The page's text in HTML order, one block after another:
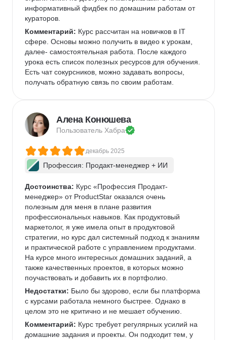
информативный фидбек по домашним работам от
кураторов.
Комментарий: Курс рассчитан на новичков в IT
сфере. Основы можно получить в видео к урокам,
далее- самостоятельная работа. После каждого
урока есть список полезных ресурсов для обучения.
Есть чат сокурсников, можно задавать вопросы,
получать обратную связь по своим работам.
Алена Конюшева
Пользователь Хабра
декабрь 2025
Профессия: Продакт-менеджер + ИИ
Достоинства: Курс «Профессия Продакт-
менеджер» от ProductStar оказался очень
полезным для меня в плане развития
профессиональных навыков. Как продуктовый
маркетолог, я уже имела опыт в продуктовой
стратегии, но курс дал системный подход к знаниям
и практической работе с управлением продуктами.
На курсе много интересных домашних заданий, а
также качественных проектов, в которых можно
поучаствовать и добавить их в портфолио.
Недостатки: Было бы здорово, если бы платформа
с курсами работала немного быстрее. Однако в
целом это не критично и не мешает обучению.
Комментарий: Курс требует регулярных усилий на
домашние задания и проекты. Он подходит тем, у